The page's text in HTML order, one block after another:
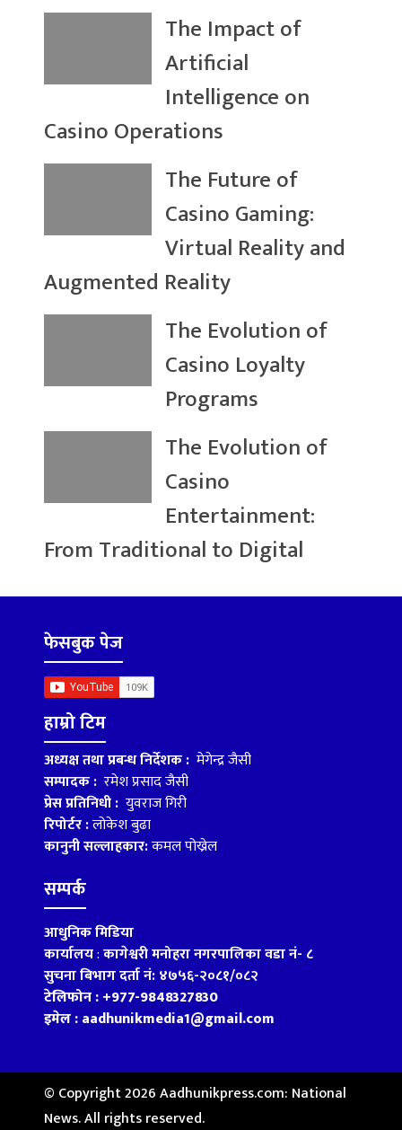
The Impact of
Artificial
Intelligence on
Casino Operations
The Future of
Casino Gaming:
Virtual Reality and
Augmented Reality
The Evolution of
Casino Loyalty
Programs
The Evolution of
Casino
Entertainment:
From Traditional to Digital
फेसबुक पेज
हाम्रो टिम
अध्यक्ष तथा प्रबन्ध निर्देशक : मेगेन्द्र जैसी
सम्पादक : रमेश प्रसाद जैसी
प्रेस प्रतिनिधी : युवराज गिरी
रिपोर्टर :लोकेश बुढा
कानुनी सल्लाहकार:कमल पोख्रेल
सम्पर्क
आधुनिक मिडिया
कार्यालय:कागेश्वरी मनोहरा नगरपालिका वडा नं- ८
सुचना बिभाग दर्ता नं: ४७५६-२०८१/०८२
टेलिफोन : +977-9848327830
इमेल : aadhunikmedia1@gmail.com
© Copyright 2026 Aadhunikpress.com: National
News. All rights reserved.